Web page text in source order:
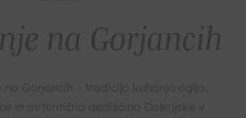
na Gorjancih
Gorjancih – tradicijo kuhanja oglja,
in avtentično dediščino Dolenjske v